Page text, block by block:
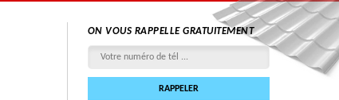
ON VOUS RAPPELLE GRATUITEMENT